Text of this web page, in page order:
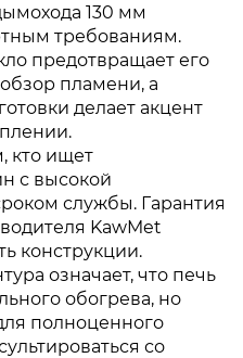
130 мм
требованиям.
предотвращает его
пламени, а
делает акцент
кто ищет
с высокой
службы. Гарантия
KawMet
конструкции.
означает, что печь
обогрева, но
полноценного
со